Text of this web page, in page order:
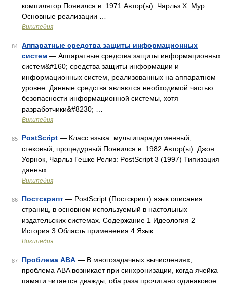
компилятор Появился в: 1971 Автор(ы): Чарльз Х. Мур
Основные реализации …
Википедия
84
Аппаратные средства защиты информационных
систем — Аппаратные средства защиты информационных
систем&#160; средства защиты информации и
информационных систем, реализованных на аппаратном
уровне. Данные средства являются необходимой частью
безопасности информационной системы, хотя
разработчики&#8230; …
Википедия
85 PostScript — Класс языка: мультипарадигменный,
стековый, процедурный Появился в: 1982 Автор(ы): Джон
Уорнок, Чарльз Гешке Релиз: PostScript 3 (1997) Типизация
данных …
Википедия
86 Постскрипт — PostScript (Постскрипт) язык описания
страниц, в основном используемый в настольных
издательских системах. Содержание 1 Идеология 2
История 3 Область применения 4 Язык …
Википедия
87 Проблема ABA — В многозадачных вычислениях,
проблема ABA возникает при синхронизации, когда ячейка
памяти читается дважды, оба раза прочитано одинаковое